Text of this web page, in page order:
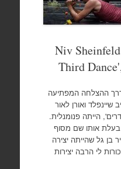
Niv
Third
ההצלחה המפתיעה
שיינפלד ואורן לאור
הייתה פנומנלית.
אותו שם מסוף
בן גל שהייתה יצירה
לי הרבה יצירות